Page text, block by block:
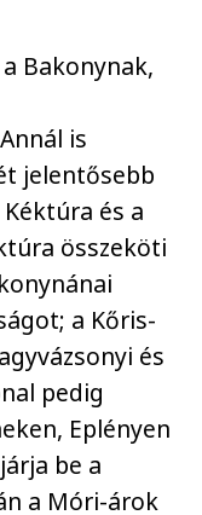
Bakonynak,
is
jelentősebb
és a
összeköti
a Kőris-
és
pedig
Eplényen
be a
a Móri-árok